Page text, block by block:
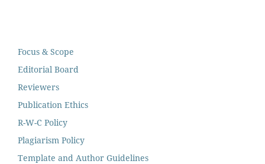
Focus & Scope
Editorial Board
Reviewers
Publication Ethics
R-W-C Policy
Plagiarism Policy
Template and Author Guidelines